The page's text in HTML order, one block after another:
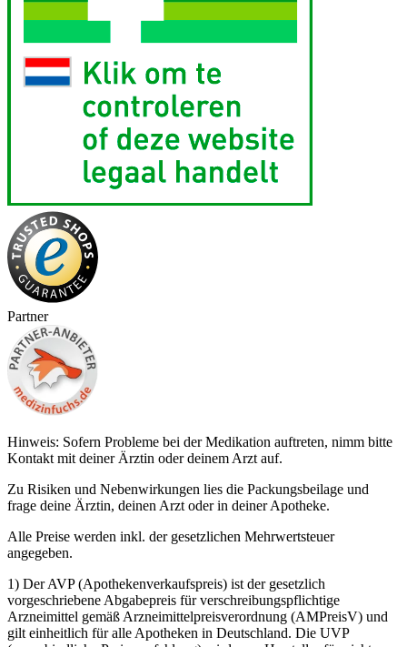
Partner
Hinweis: Sofern Probleme bei der Medikation auftreten, nimm bitte
Kontakt mit deiner Ärztin oder deinem Arzt auf.
Zu Risiken und Nebenwirkungen lies die Packungsbeilage und
frage deine Ärztin, deinen Arzt oder in deiner Apotheke.
Alle Preise werden inkl. der gesetzlichen Mehrwertsteuer
angegeben.
1) Der AVP (Apothekenverkaufspreis) ist der gesetzlich
vorgeschriebene Abgabepreis für verschreibungspflichtige
Arzneimittel gemäß Arzneimittelpreisverordnung (AMPreisV) und
gilt einheitlich für alle Apotheken in Deutschland. Die UVP